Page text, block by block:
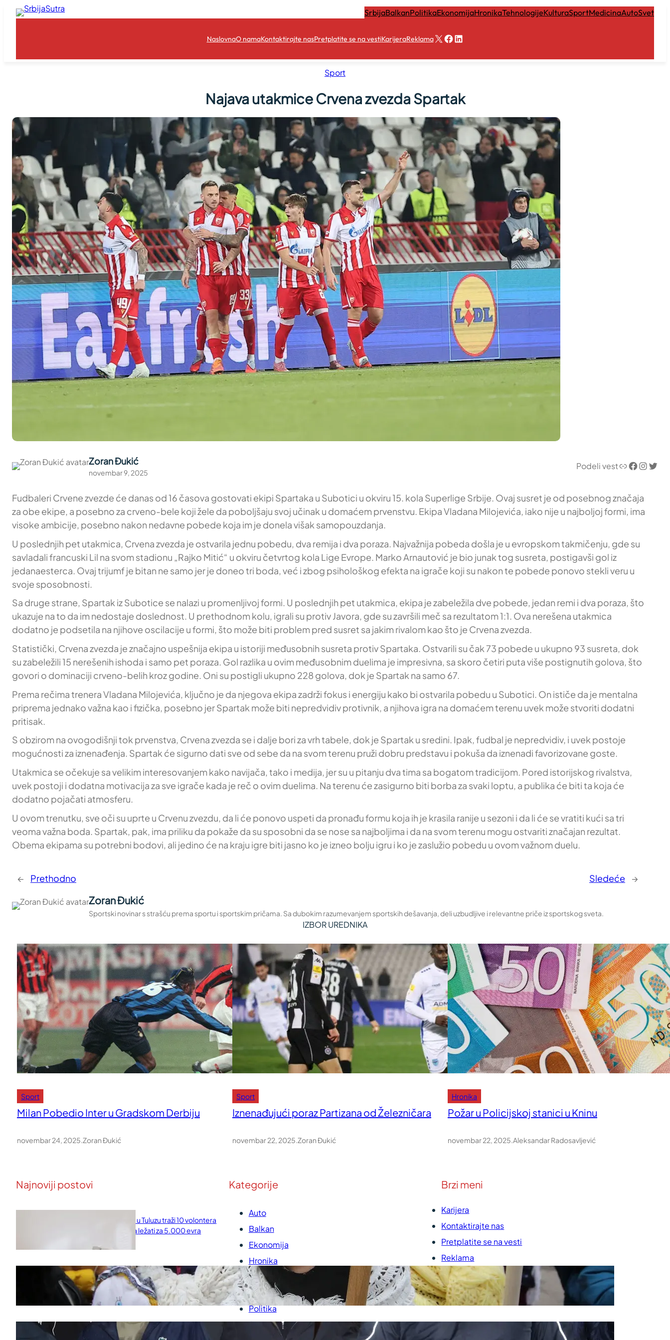
Skoči
SrbijaBalkanPolitikaEkonomijaHronikaTehnologijeKulturaSportMedicinaAutoSvet
NaslovnaO namaKontaktirajte nasPretplatite se na vestiKarijeraReklamaX Facebook
LinkedIn
Sport
Najava utakmice Crvena zvezda Spartak
Zoran Đukić
novembar 9, 2025
Podeli vestLink Facebook InstagramTwitter
Fudbaleri Crvene zvezde će danas od 16 časova gostovati ekipi Spartaka u Subotici u okviru 15. kola Superlige Srbije. Ovaj susret je od posebnog značaja
za obe ekipe, a posebno za crveno-bele koji žele da poboljšaju svoj učinak u domaćem prvenstvu. Ekipa Vladana Milojevića, iako nije u najboljoj formi, ima
visoke ambicije, posebno nakon nedavne pobede koja im je donela višak samopouzdanja.
U poslednjih pet utakmica, Crvena zvezda je ostvarila jednu pobedu, dva remija i dva poraza. Najvažnija pobeda došla je u evropskom takmičenju, gde su
savladali francuski Lil na svom stadionu „Rajko Mitić“ u okviru četvrtog kola Lige Evrope. Marko Arnautović je bio junak tog susreta, postigavši gol iz
jedanaesterca. Ovaj trijumf je bitan ne samo jer je doneo tri boda, već i zbog psihološkog efekta na igrače koji su nakon te pobede ponovo stekli veru u
svoje sposobnosti.
Sa druge strane, Spartak iz Subotice se nalazi u promenljivoj formi. U poslednjih pet utakmica, ekipa je zabeležila dve pobede, jedan remi i dva poraza, što
ukazuje na to da im nedostaje doslednost. U prethodnom kolu, igrali su protiv Javora, gde su završili meč sa rezultatom 1:1. Ova nerešena utakmica
dodatno je podsetila na njihove oscilacije u formi, što može biti problem pred susret sa jakim rivalom kao što je Crvena zvezda.
Statistički, Crvena zvezda je značajno uspešnija ekipa u istoriji međusobnih susreta protiv Spartaka. Ostvarili su čak 73 pobede u ukupno 93 susreta, dok
su zabeležili 15 nerešenih ishoda i samo pet poraza. Gol razlika u ovim međusobnim duelima je impresivna, sa skoro četiri puta više postignutih golova, što
govori o dominaciji crveno-belih kroz godine. Oni su postigli ukupno 228 golova, dok je Spartak na samo 67.
Prema rečima trenera Vladana Milojevića, ključno je da njegova ekipa zadrži fokus i energiju kako bi ostvarila pobedu u Subotici. On ističe da je mentalna
priprema jednako važna kao i fizička, posebno jer Spartak može biti nepredvidiv protivnik, a njihova igra na domaćem terenu uvek može stvoriti dodatni
pritisak.
S obzirom na ovogodišnji tok prvenstva, Crvena zvezda se i dalje bori za vrh tabele, dok je Spartak u sredini. Ipak, fudbal je nepredvidiv, i uvek postoje
mogućnosti za iznenađenja. Spartak će sigurno dati sve od sebe da na svom terenu pruži dobru predstavu i pokuša da iznenadi favorizovane goste.
Utakmica se očekuje sa velikim interesovanjem kako navijača, tako i medija, jer su u pitanju dva tima sa bogatom tradicijom. Pored istorijskog rivalstva,
uvek postoji i dodatna motivacija za sve igrače kada je reč o ovim duelima. Na terenu će zasigurno biti borba za svaki loptu, a publika će biti ta koja će
dodatno pojačati atmosferu.
U ovom trenutku, sve oči su uprte u Crvenu zvezdu, da li će ponovo uspeti da pronađu formu koja ih je krasila ranije u sezoni i da li će se vratiti kući sa tri
veoma važna boda. Spartak, pak, ima priliku da pokaže da su sposobni da se nose sa najboljima i da na svom terenu mogu ostvariti značajan rezultat.
Obema ekipama su potrebni bodovi, ali jedino će na kraju igre biti jasno ko je izneo bolju igru i ko je zaslužio pobedu u ovom važnom duelu.
← Prethodno Sledeće →
Zoran Đukić
Sportski novinar s strašću prema sportu i sportskim pričama. Sa dubokim razumevanjem sportskih dešavanja, deli uzbudljive i relevantne priče iz sportskog sveta.
IZBOR UREDNIKA
Sport
Milan Pobedio Inter u Gradskom Derbiju
novembar 24, 2025.Zoran Đukić
Sport
Iznenađujući poraz Partizana od Železničara
novembar 22, 2025.Zoran Đukić
Hronika
Požar u Policijskoj stanici u Kninu
novembar 22, 2025.Aleksandar Radosavljević
Najnoviji postovi
Naučni institut u Tuluzu traži 10 volontera
koji će 10 dana ležati za 5.000 evra
Saveti za Zdrav Božićni Post 2025
novembar 28, 2025
Doček legende Željka Obradovića
Kategorije
Auto
Balkan
Ekonomija
Hronika
Kultura
Medicina
Politika
Sport
Brzi meni
Karijera
Kontaktirajte nas
Pretplatite se na vesti
Reklama
Urednička politika
Pravila korišćenja